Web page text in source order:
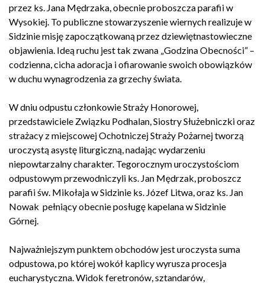
przez ks. Jana Mędrzaka, obecnie proboszcza parafii w
Wysokiej. To publiczne stowarzyszenie wiernych realizuje w
Sidzinie misję zapoczątkowaną przez dziewiętnastowieczne
objawienia. Ideą ruchu jest tak zwana „Godzina Obecności” –
codzienna, cicha adoracja i ofiarowanie swoich obowiązków
w duchu wynagrodzenia za grzechy świata.
W dniu odpustu członkowie Straży Honorowej,
przedstawiciele Związku Podhalan, Siostry Służebniczki oraz
strażacy z miejscowej Ochotniczej Straży Pożarnej tworzą
uroczystą asystę liturgiczną, nadając wydarzeniu
niepowtarzalny charakter. Tegorocznym uroczystościom
odpustowym przewodniczyli ks. Jan Mędrzak, proboszcz
parafii św. Mikołaja w Sidzinie ks. Józef Litwa, oraz ks. Jan
Nowak pełniący obecnie posługę kapelana w Sidzinie
Górnej.
Najważniejszym punktem obchodów jest uroczysta suma
odpustowa, po której wokół kaplicy wyrusza procesja
eucharystyczna. Widok feretronów, sztandarów,